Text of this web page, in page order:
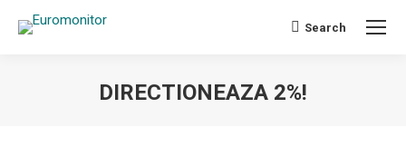
Search:
Search
DIRECTIONEAZA 2%!